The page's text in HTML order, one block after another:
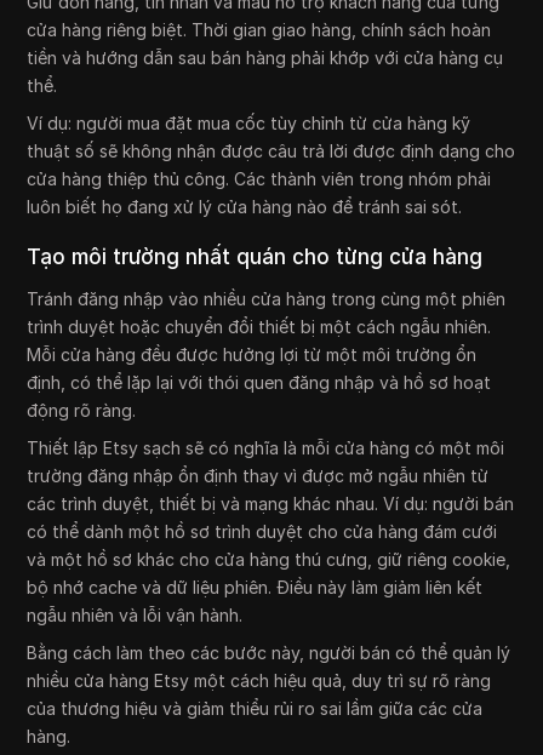
cửa hàng riêng biệt. Thời gian giao hàng, chính sách hoàn
tiền và hướng dẫn sau bán hàng phải khớp với cửa hàng cụ
thể.
Ví dụ: người mua đặt mua cốc tùy chỉnh từ cửa hàng kỹ
thuật số sẽ không nhận được câu trả lời được định dạng cho
cửa hàng thiệp thủ công. Các thành viên trong nhóm phải
luôn biết họ đang xử lý cửa hàng nào để tránh sai sót.
Tạo môi trường nhất quán cho từng cửa hàng
Tránh đăng nhập vào nhiều cửa hàng trong cùng một phiên
trình duyệt hoặc chuyển đổi thiết bị một cách ngẫu nhiên.
Mỗi cửa hàng đều được hưởng lợi từ một môi trường ổn
định, có thể lặp lại với thói quen đăng nhập và hồ sơ hoạt
động rõ ràng.
Thiết lập Etsy sạch sẽ có nghĩa là mỗi cửa hàng có một môi
trường đăng nhập ổn định thay vì được mở ngẫu nhiên từ
các trình duyệt, thiết bị và mạng khác nhau. Ví dụ: người bán
có thể dành một hồ sơ trình duyệt cho cửa hàng đám cưới
và một hồ sơ khác cho cửa hàng thú cưng, giữ riêng cookie,
bộ nhớ cache và dữ liệu phiên. Điều này làm giảm liên kết
ngẫu nhiên và lỗi vận hành.
Bằng cách làm theo các bước này, người bán có thể quản lý
nhiều cửa hàng Etsy một cách hiệu quả, duy trì sự rõ ràng
của thương hiệu và giảm thiểu rủi ro sai lầm giữa các cửa
hàng.